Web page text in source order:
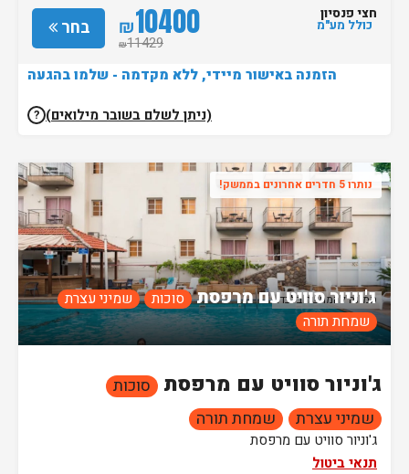
בחר ₪10400
₪11429
חצי פנסיון
כולל מע"מ
הזמנה באישור מיידי, ללא מקדמה - שלמו בהגעה
(ניתן לשלם בשובר מילואים) ?
נותרו 5 חדרים אחרונים בממשק!
ג'וניור סוויט עם מרפסת סוכות
שמיני עצרת
שמחת תורה
תמונה להמחשה בלבד!
ג'וניור סוויט עם מרפסת סוכות
שמיני עצרת
שמחת תורה
ג'וניור סוויט עם מרפסת
תנאי ביטול